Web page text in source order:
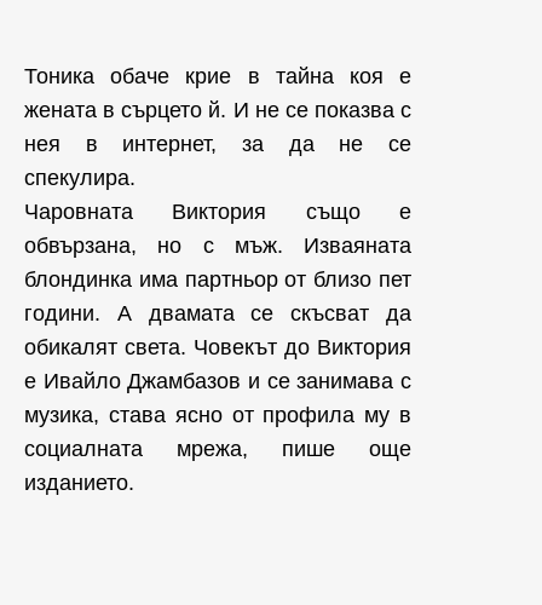
Тоника обаче крие в тайна коя е
жената в сърцето й. И не се показва с
нея в интернет, за да не се
спекулира.
Чаровната Виктория също е
обвързана, но с мъж. Изваяната
блондинка има партньор от близо пет
години. А двамата се скъсват да
обикалят света. Човекът до Виктория
е Ивайло Джамбазов и се занимава с
музика, става ясно от профила му в
социалната мрежа, пише още
изданието.